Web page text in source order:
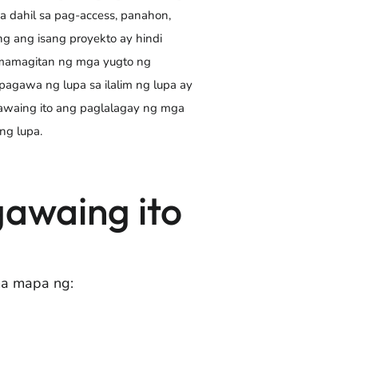
dahil sa pag-access, panahon,
ang isang proyekto ay hindi
ng mga yugto ng
ng lupa sa ilalim ng lupa ay
ito ang paglalagay ng mga
lupa.
ito
mapa ng: